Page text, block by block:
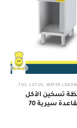
70 IPERLOTUS , LOTUS , WATER
تسخين الأكل
سيرية 70